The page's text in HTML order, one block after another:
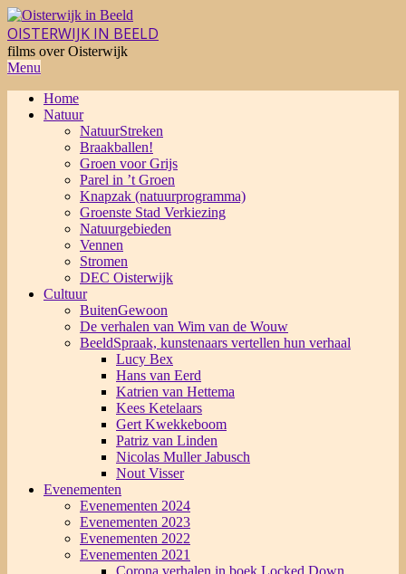
Skip
to
content
OISTERWIJK IN BEELD
films over Oisterwijk
Primary
Menu
Menu
Home
Natuur
NatuurStreken
Braakballen!
Groen voor Grijs
Parel in ’t Groen
Knapzak (natuurprogramma)
Groenste Stad Verkiezing
Natuurgebieden
Vennen
Stromen
DEC Oisterwijk
Cultuur
BuitenGewoon
De verhalen van Wim van de Wouw
BeeldSpraak, kunstenaars vertellen hun verhaal
Lucy Bex
Hans van Eerd
Katrien van Hettema
Kees Ketelaars
Gert Kwekkeboom
Patriz van Linden
Nicolas Muller Jabusch
Nout Visser
Evenementen
Evenementen 2024
Evenementen 2023
Evenementen 2022
Evenementen 2021
Corona verhalen in boek Locked Down